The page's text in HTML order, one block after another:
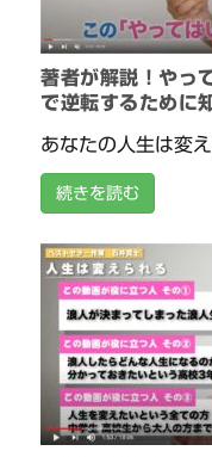
著者が解説！やっ
で逆転するために
あなたの人生は変
続きを読む